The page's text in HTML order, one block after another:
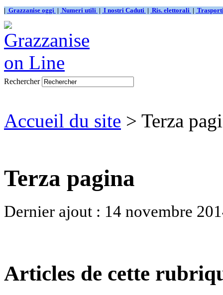
| Grazzanise oggi | Numeri utili | I nostri Caduti | Ris. elettorali |
Rechercher
Accueil du site > Terza
Terza pagina
Dernier ajout : 14 novembre
Articles de cette